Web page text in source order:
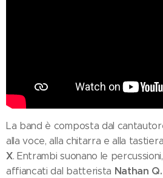
La band è composta dal
alla voce, alla chitarra e alla
X. Entrambi suonano le
affiancati dal batterista Nathan